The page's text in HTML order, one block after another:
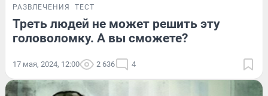
РАЗВЛЕЧЕНИЯ ТЕСТ
Треть людей не может решить эту
головоломку. А вы сможете?
17 мая, 2024, 12:00 2 636 4